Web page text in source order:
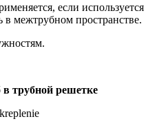
если используется
в межтрубном пространстве.
трубной решетке